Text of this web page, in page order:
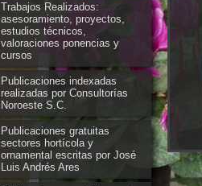
Trabajos Realizados:
asesoramiento, proyectos,
estudios técnicos,
valoraciones ponencias y
cursos
Publicaciones indexadas
realizadas por Consultorías
Noroeste S.C.
Publicaciones gratuitas
sectores hortícola y
ornamental escritas por José
Luis Andrés Ares